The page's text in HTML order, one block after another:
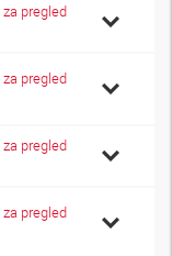
pregled
pregled
pregled
pregled